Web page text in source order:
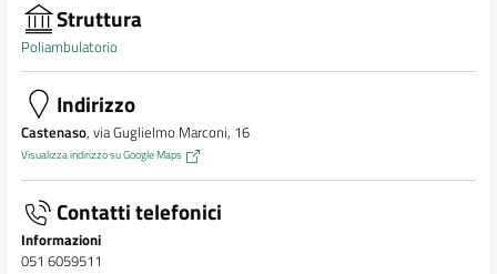
Struttura
Poliambulatorio
Indirizzo
Castenaso, via Guglielmo Marconi, 16
Visualizza indirizzo su Google Maps
Contatti telefonici
Informazioni
051 6059511